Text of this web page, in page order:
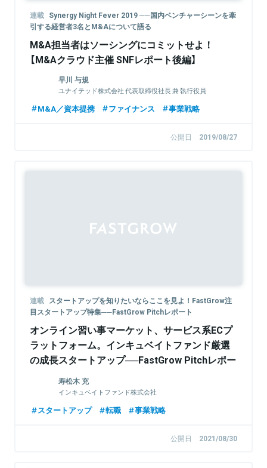
連載 Synergy Night Fever 2019 ──国内ベンチャーシーンを牽
引する経営者3名とM&Aについて語る
M&A担当者はソーシングにコミットせよ！
【M&Aクラウド主催 SNFレポート後編】
早川 与規
ユナイテッド株式会社 代表取締役社長 兼 執行役員
M&A／資本提携 ファイナンス 事業戦略
公開日 2019/08/27
連載 スタートアップを知りたいならここを見よ！FastGrow注
目スタートアップ特集──FastGrow Pitchレポート
オンライン習い事マーケット、サービス系ECプ
ラットフォーム。インキュベイトファンド厳選
の成長スタートアップ──FastGrow Pitchレポー
寿松木 充
インキュベイトファンド株式会社
スタートアップ 転職 事業戦略
公開日 2021/08/30